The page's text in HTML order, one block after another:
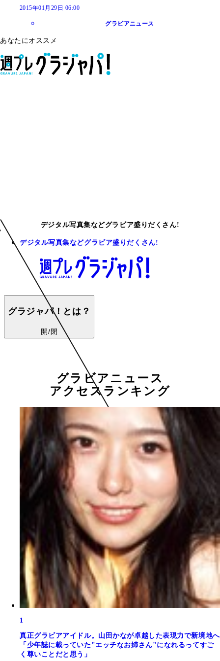
2015年01月29日 06:00
グラビアニュース
あなたにオススメ
デジタル写真集などグラビア盛りだくさん!
デジタル写真集などグラビア盛りだくさん!
グラジャパ！とは？
開/閉
グラビアニュース
アクセスランキング
1
真正グラビアアイドル。山田かなが卓越した表現力で新境地へ
「少年誌に載っていた"エッチなお姉さん"になれるってすご
く尊いことだと思う」